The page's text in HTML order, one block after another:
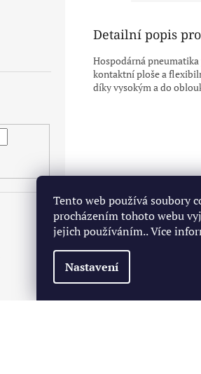
Tento web používá soubory
procházením tohoto webu
jejich používáním.. Více
Nastavení
Detailní popis
Hospodárná
kontaktní ploše a
díky vysokým a do